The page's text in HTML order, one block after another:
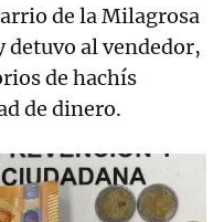
de la Milagrosa
detuvo al vendedor,
de hachís
de dinero.